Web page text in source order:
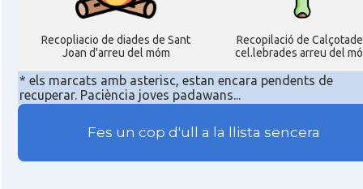
Recopliacio de diades de Sant
Joan d'arreu del móm
Recopilació de
cel.lebrades arreu del
* els marcats amb asterisc, estan encara pendents de
recuperar. Paciència joves padawans...
Fes un cop d'ull a la llista sencera